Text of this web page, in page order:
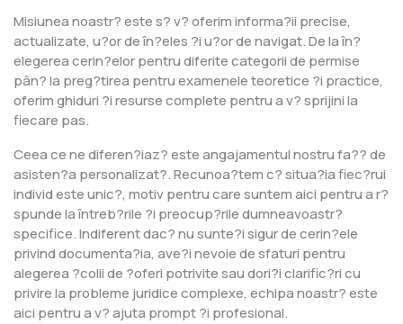
Misiunea noastr? este s? v? oferim informa?ii precise,
actualizate, u?or de în?eles ?i u?or de navigat. De la în?
elegerea cerin?elor pentru diferite categorii de permise
pân? la preg?tirea pentru examenele teoretice ?i practice,
oferim ghiduri ?i resurse complete pentru a v? sprijini la
fiecare pas.
Ceea ce ne diferen?iaz? este angajamentul nostru fa?? de
asisten?a personalizat?. Recunoa?tem c? situa?ia fiec?rui
individ este unic?, motiv pentru care suntem aici pentru a r?
spunde la întreb?rile ?i preocup?rile dumneavoastr?
specifice. Indiferent dac? nu sunte?i sigur de cerin?ele
privind documenta?ia, ave?i nevoie de sfaturi pentru
alegerea ?colii de ?oferi potrivite sau dori?i clarific?ri cu
privire la probleme juridice complexe, echipa noastr? este
aici pentru a v? ajuta prompt ?i profesional.